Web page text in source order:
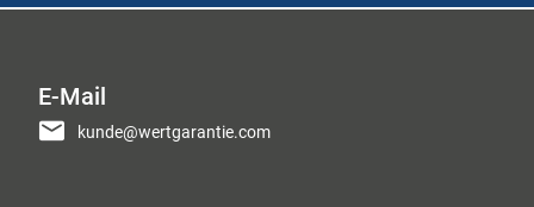
E-Mail
kunde@wertgarantie.com